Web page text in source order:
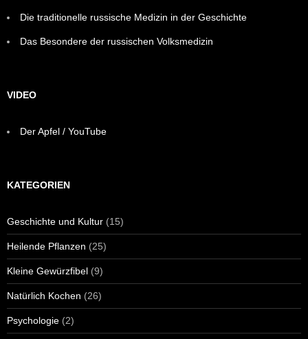
Die traditionelle russische Medizin in der Geschichte
Das Besondere der russischen Volksmedizin
VIDEO
Der Apfel / YouTube
KATEGORIEN
Geschichte und Kultur (15)
Heilende Pflanzen (25)
Kleine Gewürzfibel (9)
Natürlich Kochen (26)
Psychologie (2)